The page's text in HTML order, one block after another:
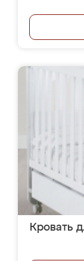
Кровать